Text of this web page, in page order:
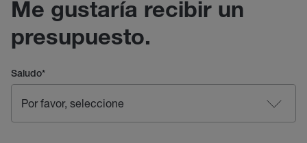
Me gustaría recibir un
presupuesto.
Saludo*